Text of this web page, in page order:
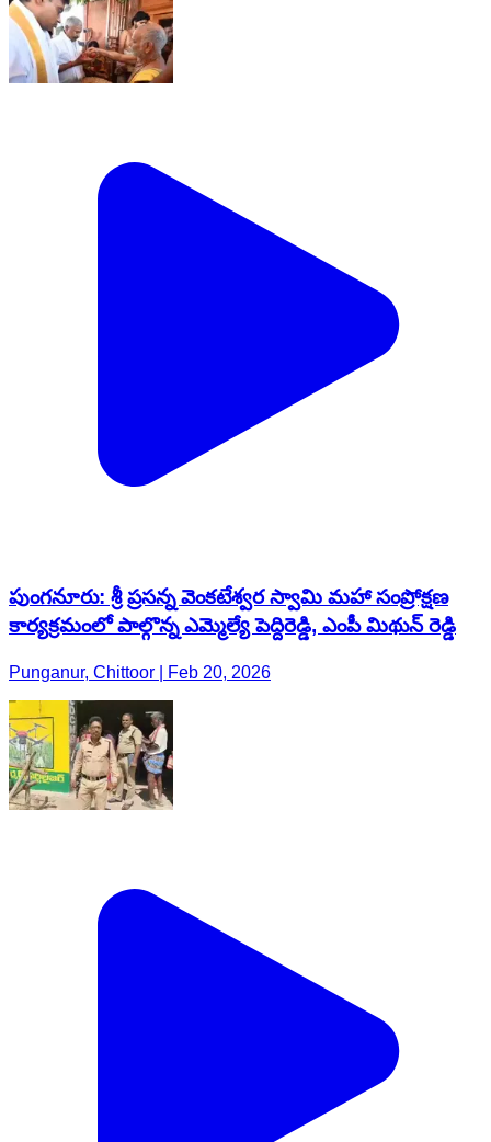
పుంగనూరు: శ్రీ ప్రసన్న వెంకటేశ్వర స్వామి మహా సంప్రోక్షణ
కార్యక్రమంలో పాల్గొన్న ఎమ్మెల్యే పెద్దిరెడ్డి, ఎంపీ మిథున్ రెడ్డి
Punganur, Chittoor | Feb 20, 2026